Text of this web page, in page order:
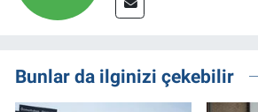
Bunlar da ilginizi çekebilir